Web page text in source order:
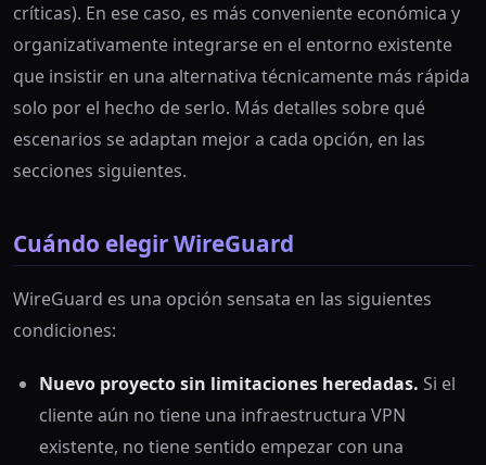
críticas). En ese caso, es más conveniente económica y
organizativamente integrarse en el entorno existente
que insistir en una alternativa técnicamente más rápida
solo por el hecho de serlo. Más detalles sobre qué
escenarios se adaptan mejor a cada opción, en las
secciones siguientes.
Cuándo elegir WireGuard
WireGuard es una opción sensata en las siguientes
condiciones:
Nuevo proyecto sin limitaciones heredadas. Si el
cliente aún no tiene una infraestructura VPN
existente, no tiene sentido empezar con una